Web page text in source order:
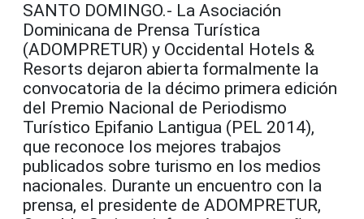
SANTO DOMINGO.- La Asociación
Dominicana de Prensa Turística
(ADOMPRETUR) y Occidental Hotels &
Resorts dejaron abierta formalmente la
convocatoria de la décimo primera edición
del Premio Nacional de Periodismo
Turístico Epifanio Lantigua (PEL 2014),
que reconoce los mejores trabajos
publicados sobre turismo en los medios
nacionales. Durante un encuentro con la
prensa, el presidente de ADOMPRETUR,